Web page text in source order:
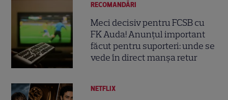
RECOMANDĂRI
Meci decisiv pentru FCSB cu
FK Auda! Anunțul important
făcut pentru suporteri: unde se
vede în direct manșa retur
NETFLIX